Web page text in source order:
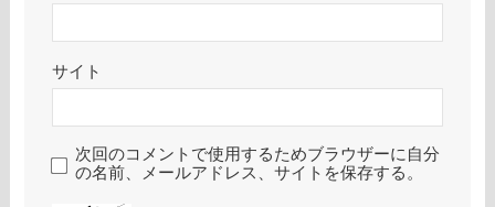
サイト
次回のコメントで使用するためブラウザーに自分
の名前、メールアドレス、サイトを保存する。